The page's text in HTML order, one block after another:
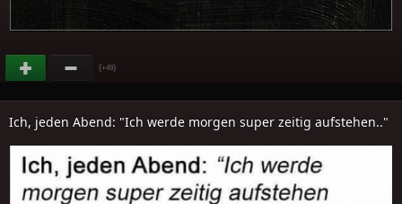
(+49)
Ich, jeden Abend: "Ich werde morgen super zeitig aufstehen.."